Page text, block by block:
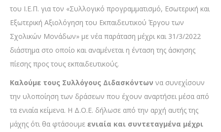
του Ι.Ε.Π. για τον «Συλλογικό προγραμματισμό, Εσωτερική και
Εξωτερική Αξιολόγηση του Εκπαιδευτικού Έργου των
Σχολικών Μονάδων» με νέα παράταση μέχρι και 31/3/2022
διάστημα στο οποίο και αναμένεται η ένταση της άσκησης
πίεσης προς τους εκπαιδευτικούς.
Καλούμε τους Συλλόγους Διδασκόντων να συνεχίσουν
την υλοποίηση των δράσεων που έχουν αναρτήσει μέσα από
τα ενιαία κείμενα. Η Δ.Ο.Ε. δήλωσε από την αρχή αυτής της
μάχης ότι θα φτάσουμε ενιαία και συντεταγμένα μέχρι